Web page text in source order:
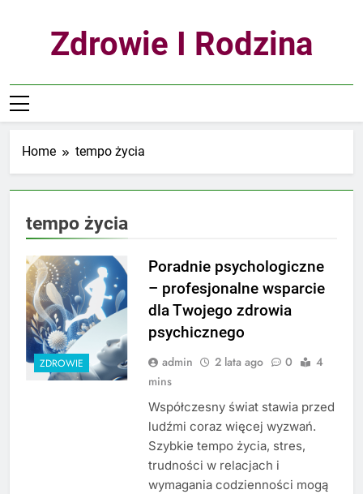
Zdrowie I Rodzina
Home tempo życia
tempo życia
ZDROWIE
Poradnie psychologiczne
– profesjonalne wsparcie
dla Twojego zdrowia
psychicznego
admin 2 lata ago 0
4
mins
Współczesny świat stawia przed
ludźmi coraz więcej wyzwań.
Szybkie tempo życia, stres,
trudności w relacjach i
wymagania codzienności mogą